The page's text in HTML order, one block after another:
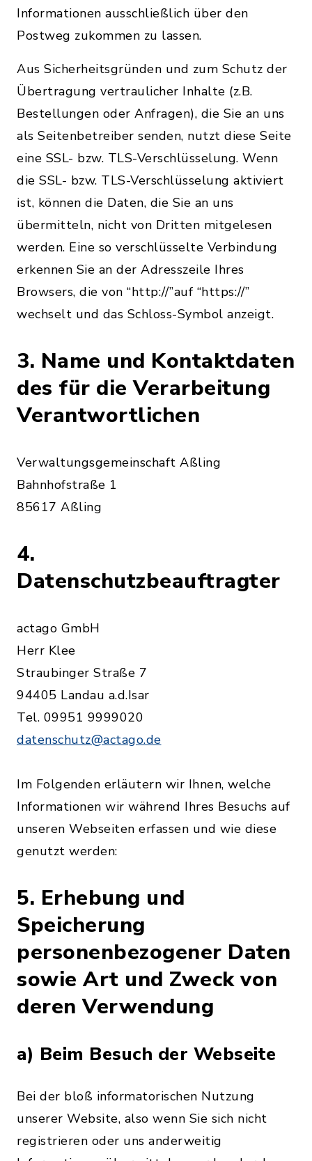
Informationen ausschließlich über den
Postweg zukommen zu lassen.
Aus Sicherheitsgründen und zum Schutz der
Übertragung vertraulicher Inhalte (z.B.
Bestellungen oder Anfragen), die Sie an uns
als Seitenbetreiber senden, nutzt diese Seite
eine SSL- bzw. TLS-Verschlüsselung. Wenn
die SSL- bzw. TLS-Verschlüsselung aktiviert
ist, können die Daten, die Sie an uns
übermitteln, nicht von Dritten mitgelesen
werden. Eine so verschlüsselte Verbindung
erkennen Sie an der Adresszeile Ihres
Browsers, die von “http://”auf “https://”
wechselt und das Schloss-Symbol anzeigt.
3. Name und Kontaktdaten
des für die Verarbeitung
Verantwortlichen
Verwaltungsgemeinschaft Aßling
Bahnhofstraße 1
85617 Aßling
4.
Datenschutzbeauftragter
actago GmbH
Herr Klee
Straubinger Straße 7
94405 Landau a.d.Isar
Tel. 09951 9999020
datenschutz@actago.de
Im Folgenden erläutern wir Ihnen, welche
Informationen wir während Ihres Besuchs auf
unseren Webseiten erfassen und wie diese
genutzt werden:
5. Erhebung und
Speicherung
personenbezogener Daten
sowie Art und Zweck von
deren Verwendung
a) Beim Besuch der Webseite
Bei der bloß informatorischen Nutzung
unserer Website, also wenn Sie sich nicht
registrieren oder uns anderweitig